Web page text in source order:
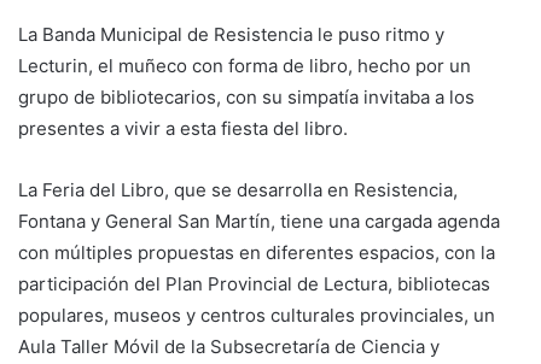
La Banda Municipal de Resistencia le puso ritmo y
Lecturin, el muñeco con forma de libro, hecho por un
grupo de bibliotecarios, con su simpatía invitaba a los
presentes a vivir a esta fiesta del libro.
La Feria del Libro, que se desarrolla en Resistencia,
Fontana y General San Martín, tiene una cargada agenda
con múltiples propuestas en diferentes espacios, con la
participación del Plan Provincial de Lectura, bibliotecas
populares, museos y centros culturales provinciales, un
Aula Taller Móvil de la Subsecretaría de Ciencia y